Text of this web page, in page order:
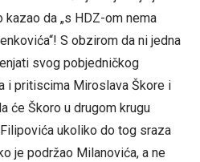
da „s HDZ-om nema
S obzirom da ni jedna
svog pobjedničkog
i pritiscima Miroslava Škore i
će Škoro u drugom krugu
ukoliko do tog sraza
je podržao Milanovića, a ne